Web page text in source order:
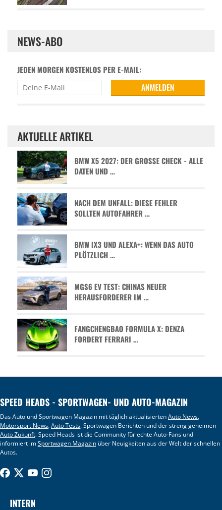
NEWS-ABO
JEDEN MORGEN KOSTENLOS PER E-MAIL:
AKTUELLE ARTIKEL
BMW X5 2027: DER GROSSE CHECK - ALLE D
ATEN UND …
NACH DEM UNFALL: DIESE FEHLER
SOLLTEN AUTOFAHRER …
BMW IX3 UND ALEXA+: WENN DAS AUTO
PLÖTZLICH …
MGS6 EV TEST: CHINAS NEUER
HERAUSFORDERER IM …
FANGCHENGBAO FORMULA X: DENZA
FORDERT FERRARI …
SPEED HEADS - SPORTWAGEN- UND AUTO-MAGAZIN
Das Auto und Sportwagen Magazin mit täglich aktualisiertenAuto News,
Motorsport News,Auto Tests, Sportwagen Berichten und der streng geheimen
Auto Zukunft. Speed Heads ist die Community für echte Auto-Fans und
informiert imSportwagen Magazin über Neuigkeiten aus der Welt der schnellen
Autos.
INTERN